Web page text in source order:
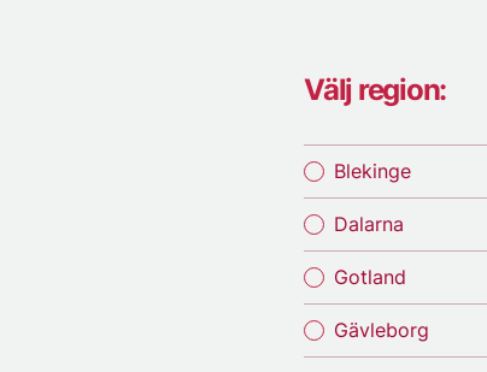
Välj region:
Blekinge
Dalarna
Gotland
Gävleborg